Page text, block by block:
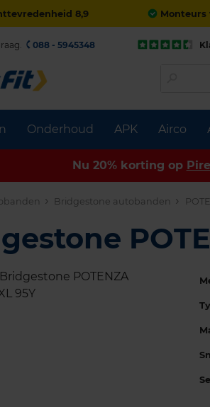
8,9 Monteurs
Onderhoud APK Airco
088 - 5945348
Nu 20% korting op
Bridgestone autobanden